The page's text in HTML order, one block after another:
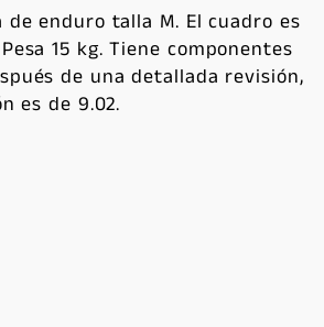
de enduro talla M. El cuadro es
15 kg. Tiene componentes
de una detallada revisión,
es de 9.02.